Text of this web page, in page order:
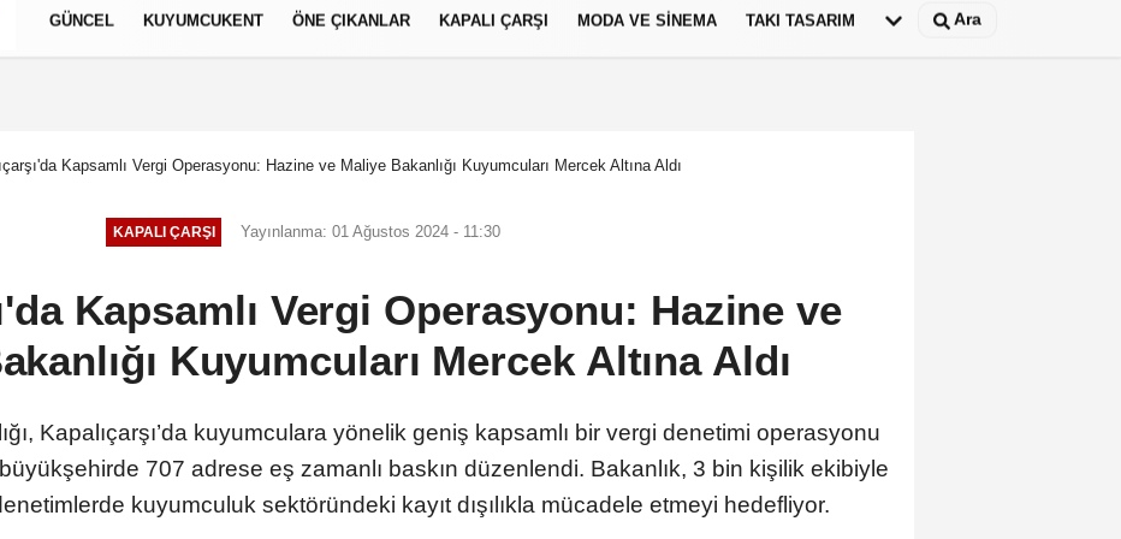
العربية Français русский Spanish Deutsch
GÜNCEL KUYUMCUKENT ÖNE ÇIKANLAR KAPALI ÇARŞI MODA VE SINEMA TAKI TASARIM Ara
Kapsamlı Vergi Operasyonu: Hazine ve Maliye Bakanlığı Kuyumcuları Mercek Altına Aldı
KAPALI ÇARŞI Yayınlanma: 01 Ağustos 2024 - 11:30
Kapsamlı Vergi Operasyonu: Hazine ve
Kuyumcuları Mercek Altına Aldı
Kapalıçarşı’da kuyumculara yönelik geniş kapsamlı bir vergi denetimi operasyonu
707 adrese eş zamanlı baskın düzenlendi. Bakanlık, 3 bin kişilik ekibiyle
kuyumculuk sektöründeki kayıt dışılıkla mücadele etmeyi hedefliyor.